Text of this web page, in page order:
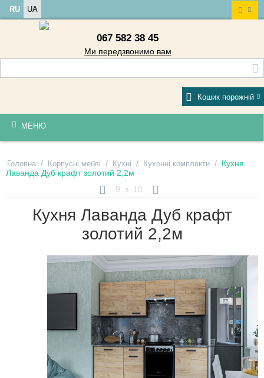
RU UA
067 582 38 45
Ми передзвонимо вам
Кошик порожній
МЕНЮ
Головна / Корпусні меблі / Кухні / Кухонні комплекти / Кухня
Лаванда Дуб крафт золотий 2,2м
9
з 10
Кухня Лаванда Дуб крафт
золотий 2,2м